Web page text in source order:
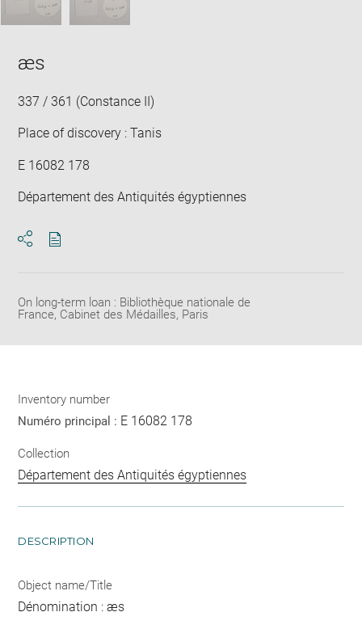
æs
337 / 361 (Constance II)
Place of discovery : Tanis
E 16082 178
Département des Antiquités égyptiennes
On long-term loan : Bibliothèque nationale de
France, Cabinet des Médailles, Paris
Inventory number
Numéro principal : E 16082 178
Collection
Département des Antiquités égyptiennes
DESCRIPTION
Object name/Title
Dénomination : æs